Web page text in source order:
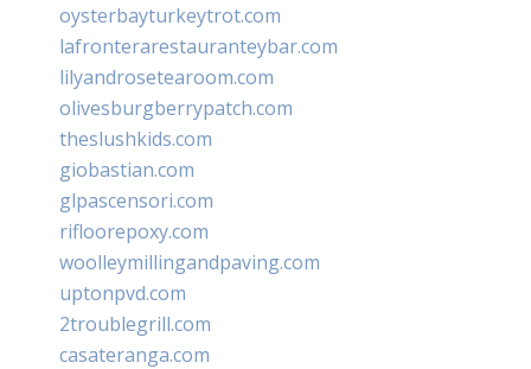
oysterbayturkeytrot.com
lafronterarestauranteybar.com
lilyandrosetearoom.com
olivesburgberrypatch.com
theslushkids.com
giobastian.com
glpascensori.com
rifloorepoxy.com
woolleymillingandpaving.com
uptonpvd.com
2troublegrill.com
casateranga.com